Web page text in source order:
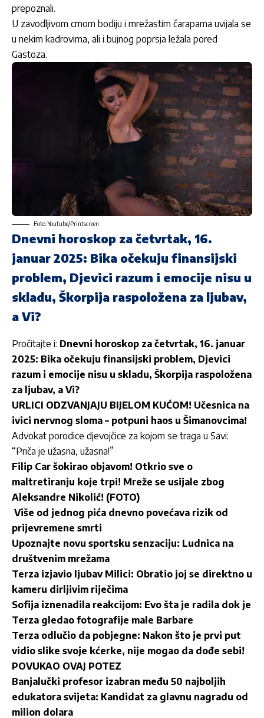
prepoznali.
U zavodljivom crnom bodiju i mrežastim čarapama uvijala se
u nekim kadrovima, ali i bujnog poprsja ležala pored
Gastoza.
Foto: Youtube/Printscreen
Dnevni horoskop za četvrtak, 16.
januar 2025: Bika očekuju finansijski
problem, Djevici razum i emocije nisu u
skladu, Škorpija raspoložena za ljubav,
a Vi?
Pročitajte i: Dnevni horoskop za četvrtak, 16. januar
2025: Bika očekuju finansijski problem, Djevici
razum i emocije nisu u skladu, Škorpija raspoložena
za ljubav, a Vi?
URLICI ODZVANJAJU BIJELOM KUĆOM! Učesnica na
ivici nervnog sloma – potpuni haos u Šimanovcima!
Advokat porodice djevojčice za kojom se traga u Savi:
“Priča je užasna, užasna!”
Filip Car šokirao objavom! Otkrio sve o
maltretiranju koje trpi! Mreže se usijale zbog
Aleksandre Nikolić! (FOTO)
Više od jednog pića dnevno povećava rizik od
prijevremene smrti
Upoznajte novu sportsku senzaciju: Ludnica na
društvenim mrežama
Terza izjavio ljubav Milici: Obratio joj se direktno u
kameru dirljivim riječima
Sofija iznenadila reakcijom: Evo šta je radila dok je
Terza gledao fotografije male Barbare
Terza odlučio da pobjegne: Nakon što je prvi put
vidio slike svoje kćerke, nije mogao da dođe sebi!
POVUKAO OVAJ POTEZ
Banjalučki profesor izabran među 50 najboljih
edukatora svijeta: Kandidat za glavnu nagradu od
milion dolara